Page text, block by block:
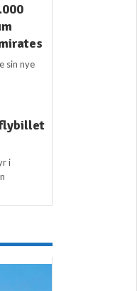
sin nye
flybillet
i